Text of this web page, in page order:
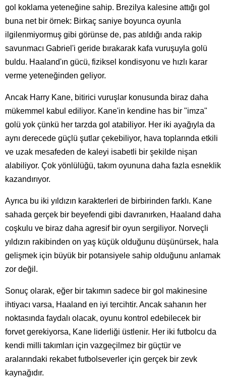
gol koklama yeteneğine sahip. Brezilya kalesine attığı gol
buna net bir örnek: Birkaç saniye boyunca oyunla
ilgilenmiyormuş gibi görünse de, pas atıldığı anda rakip
savunmacı Gabriel'i geride bırakarak kafa vuruşuyla golü
buldu. Haaland'ın gücü, fiziksel kondisyonu ve hızlı karar
verme yeteneğinden geliyor.
Ancak Harry Kane, bitirici vuruşlar konusunda biraz daha
mükemmel kabul ediliyor. Kane'in kendine has bir "imza"
golü yok çünkü her tarzda gol atabiliyor. Her iki ayağıyla da
aynı derecede güçlü şutlar çekebiliyor, hava toplarında etkili
ve uzak mesafeden de kaleyi isabetli bir şekilde nişan
alabiliyor. Çok yönlülüğü, takım oyununa daha fazla esneklik
kazandırıyor.
Ayrıca bu iki yıldızın karakterleri de birbirinden farklı. Kane
sahada gerçek bir beyefendi gibi davranırken, Haaland daha
coşkulu ve biraz daha agresif bir oyun sergiliyor. Norveçli
yıldızın rakibinden on yaş küçük olduğunu düşünürsek, hala
gelişmek için büyük bir potansiyele sahip olduğunu anlamak
zor değil.
Sonuç olarak, eğer bir takımın sadece bir gol makinesine
ihtiyacı varsa, Haaland en iyi tercihtir. Ancak sahanın her
noktasında faydalı olacak, oyunu kontrol edebilecek bir
forvet gerekiyorsa, Kane liderliği üstlenir. Her iki futbolcu da
kendi milli takımları için vazgeçilmez bir güçtür ve
aralarındaki rekabet futbolseverler için gerçek bir zevk
kaynağıdır.